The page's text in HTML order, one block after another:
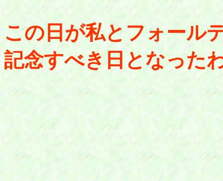
この日が私とフォール
記念すべき日となった